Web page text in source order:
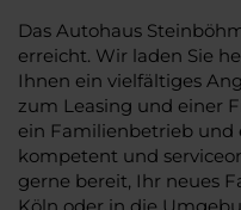
Das Autohaus
erreicht. Wir laden Sie
Ihnen ein vielfältiges
zum Leasing und einer
ein Familienbetrieb und
kompetent und
gerne bereit, Ihr neues
Köln oder in die